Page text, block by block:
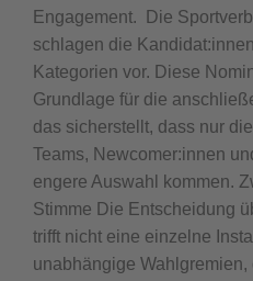
Engagement. Die
schlagen die
Kategorien vor. Diese
Grundlage für die
das sicherstellt, dass nur
Teams, Newcomer:innen
engere Auswahl kommen.
Stimme Die Entscheidung
trifft nicht eine einzelne
unabhängige